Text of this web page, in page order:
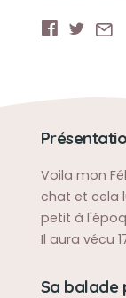
Voila mon
chat et cela
petit à
Il aura vécu
Sa balade